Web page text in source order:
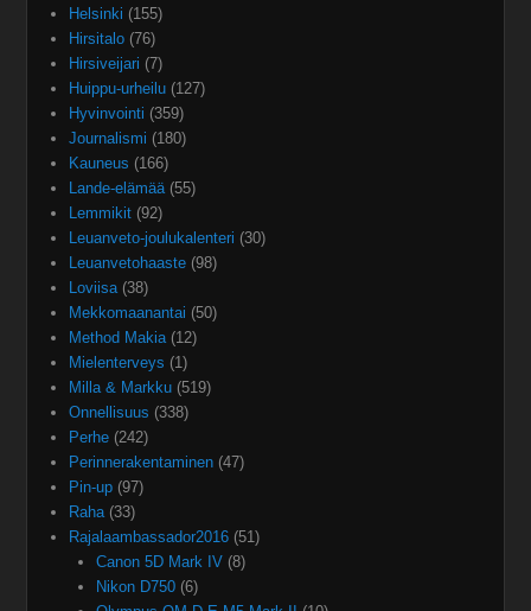
Helsinki (155)
Hirsitalo (76)
Hirsiveijari (7)
Huippu-urheilu (127)
Hyvinvointi (359)
Journalismi (180)
Kauneus (166)
Lande-elämää(55)
Lemmikit (92)
Leuanveto-joulukalenteri (30)
Leuanvetohaaste (98)
Loviisa(38)
Mekkomaanantai (50)
Method Makia(12)
Mielenterveys (1)
Milla & Markku (519)
Onnellisuus (338)
Perhe (242)
Perinnerakentaminen (47)
Pin-up (97)
Raha(33)
Rajalaambassador2016 (51)
Canon 5D Mark IV(8)
Nikon D750(6)